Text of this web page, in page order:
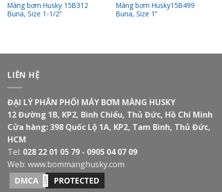
Màng bơm Husky 15B312
Buna, Size 1-1/2’’
Màng bơm Husky15B499
Buna, Size 1’’
LIÊN HỆ
ĐẠI LÝ PHÂN PHỐI MÁY BƠM MÀNG HUSKY
12 Đường 1B, KP2, Bình Chiểu, Thủ Đức, Hồ Chí Minh
Cửa hàng: 398 Quốc Lộ 1A, KP2, Tam Bình, Thủ Đức,
HCM
Tel: 028 22 01 05 79 - 0905 04 07 09
Web: www.bommanghusky.com